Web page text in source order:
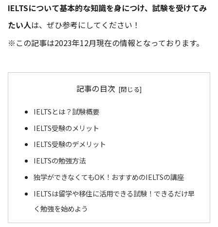
IELTSについて基本的な知識を身につけ、試験を受けてみ
たい人は、ぜひ参考にしてください！
※この記事は2023年12月現在の情報となっております。
記事の目次
IELTSとは？試験概要
IELTS受験のメリット
IELTS受験のデメリット
IELTSの勉強方法
独学ができなくてもOK！おすすめのIELTSの講座
IELTSは留学や移住に活用できる試験！できるだけ早
く勉強を始めよう